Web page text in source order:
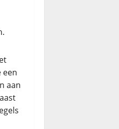
een
aan